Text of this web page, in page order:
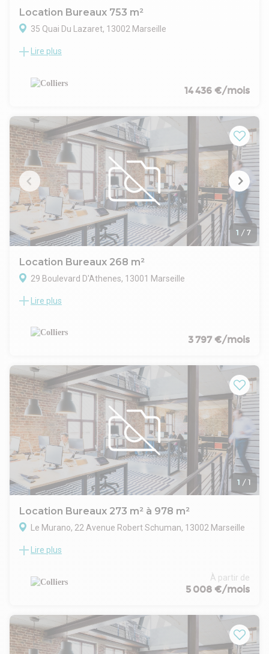
Location Bureaux 753 m²
35 Quai Du Lazaret, 13002 Marseille
Au sein de l'emblématique immeuble du Silo, entièrement
proposons une surface à la location.
Vue mer panoramique, et prestations de standing. A
transports en communs et axes autoroutiers.
Lire plus
14 436 €/mois
1 / 7
Location Bureaux 268 m²
29 Boulevard D'Athenes, 13001 Marseille
COLLIERS vous propose à la location une surface de bureaux
de la Gare St Charles.
Ces bureaux offrent un cadre de travail agréable au sein de
Ces espaces sont lumineux, intégralement aménagés et
bénéficient d'un extérieur (balcon)
Lire plus
3 797 €/mois
1 / 1
Location Bureaux 273 m² à 978 m²
Le Murano, 22 Avenue Robert Schuman, 13002 Marseille
COLLIERS vous propose une surface de bureaux à vendre ou
sol; Divisibilité dès 705m². Située sur le périmètre de la
Joliette, au coeur d'Euroméditerranée.
entièrement équipés et dispose d'une douche. TVA et droits
d'enregistrement : nous consulter
Lire plus
À partir de
5 008 €/mois